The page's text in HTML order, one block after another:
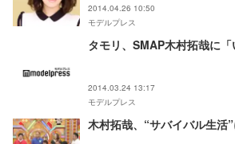
2014.04.26 10:50
モデルプレス
タモリ、SMAP木村拓哉に
2014.03.24 13:17
モデルプレス
木村拓哉、“サバイバル生活